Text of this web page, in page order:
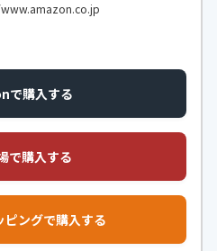
で購入する
で購入する
ングで購入する